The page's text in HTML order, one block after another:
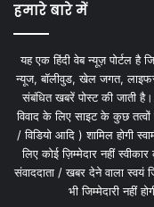
हमारे बारे में
यह एक हिंदी वेब न्यूज़ पोर्टल है
न्यूज, बॉलीवुड, खेल जगत,
संबंधित खबरें पोस्ट की जाती
विवाद के लिए साइट के कुछ तत्वों
/ विडियो आदि ) शामिल होगी
लिए कोई ज़िम्मेदार नहीं
संवाददाता / खबर देने वाला स्वयं
भी जिम्मेदारी नहीं